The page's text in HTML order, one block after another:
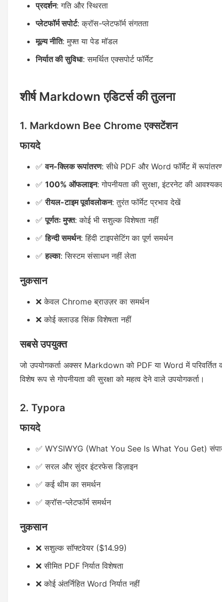
प्रदर्शन: गति और स्थिरता
प्लेटफॉर्म सपोर्ट: क्रॉस-प्लेटफॉर्म संगतता
मूल्य नीति: मुफ्त या पेड मॉडल
निर्यात की सुविधा: समर्थित एक्सपोर्ट फॉर्मेट
शीर्ष Markdown एडिटर्स की तुलना
1. Markdown Bee Chrome एक्सटेंशन
फायदे
✅वन-क्लिक रूपांतरण: सीधे PDF और Word फॉर्मेट में
✅ 100% ऑफलाइन: गोपनीयता की सुरक्षा, इंटरनेट की
✅रीयल-टाइम पूर्वावलोकन: तुरंत फॉर्मेट प्रभाव देखें
✅पूर्णतः मुफ्त: कोई भी सशुल्क विशेषता नहीं
✅हिन्दी समर्थन: हिंदी टाइपसेटिंग का पूर्ण समर्थन
✅हल्का: सिस्टम संसाधन नहीं लेता
नुकसान
❌ केवल Chrome ब्राउज़र का समर्थन
❌ कोई क्लाउड सिंक विशेषता नहीं
सबसे उपयुक्त
जो उपयोगकर्ता अक्सर Markdown को PDF या Word में
विशेष रूप से गोपनीयता की सुरक्षा को महत्व देने वाले उपयोगकर्ता।
2. Typora
फायदे
✅ WYSIWYG (What You See Is What You Get)
✅ सरल और सुंदर इंटरफेस डिज़ाइन
✅ कई थीम का समर्थन
✅ क्रॉस-प्लेटफॉर्म समर्थन
नुकसान
❌ सशुल्क सॉफ्टवेयर ($14.99)
❌ सीमित PDF निर्यात विशेषता
❌ कोई अंतर्निहित Word निर्यात नहीं